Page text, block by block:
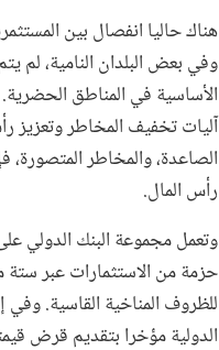
هناك حاليا انفصال بين
وفي بعض البلدان النامية، لم
الأساسية في المناطق
آليات تخفيف المخاطر وتعزيز
الصاعدة، والمخاطر
رأس المال.
وتعمل مجموعة البنك الدولي
حزمة من الاستثمارات عبر ستة